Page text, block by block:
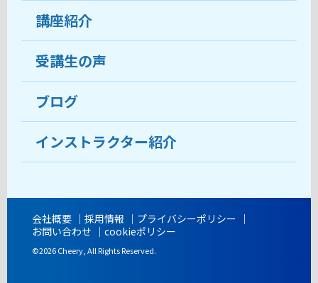
受講生の声
おすすめ・人気の講座
目的から講座を探す
教室ブログ
開講時間
ココがおすすめ
料金
受講までの流れ
よくあるご質問
講座紹介
受講生の声
ブログ
インストラクター紹介
会社概要 採用情報
プライバシーポリシー
お問い合わせ
cookieポリシー
©2026 Cheery, All Rights Reserved.